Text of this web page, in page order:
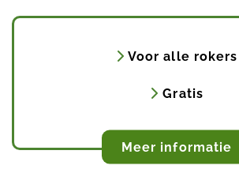
Voor alle rokers
Gratis
Meer informatie